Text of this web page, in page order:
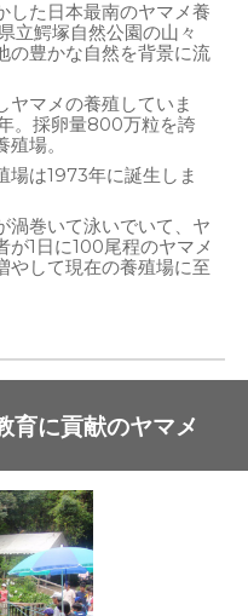
した日本最南のヤマメ養
立鰐塚自然公園の山々
の豊かな自然を背景に流
ヤマメの養殖していま
。採卵量800万粒を誇
場。
場は1973年に誕生しま
渦巻いて泳いでいて、ヤ
が1日に100尾程のヤマメ
やして現在の養殖場に至
育に貢献のヤマメ